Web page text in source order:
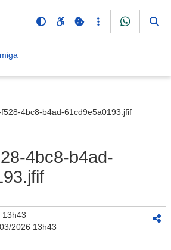
4bc8-b4ad-61cd9e5a0193.jfif
4bc8-b4ad-
13h43
2026 13h43